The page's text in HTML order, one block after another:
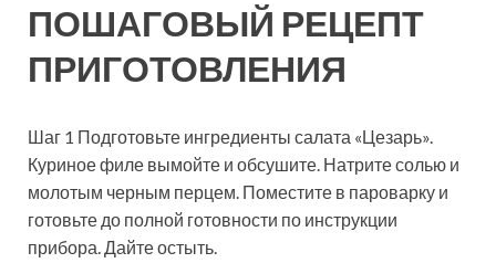
ПОШАГОВЫЙ РЕЦЕПТ
ПРИГОТОВЛЕНИЯ
Шаг 1 Подготовьте ингредиенты салата «Цезарь».
Куриное филе вымойте и обсушите. Натрите солью и
молотым черным перцем. Поместите в пароварку и
готовьте до полной готовности по инструкции
прибора. Дайте остыть.